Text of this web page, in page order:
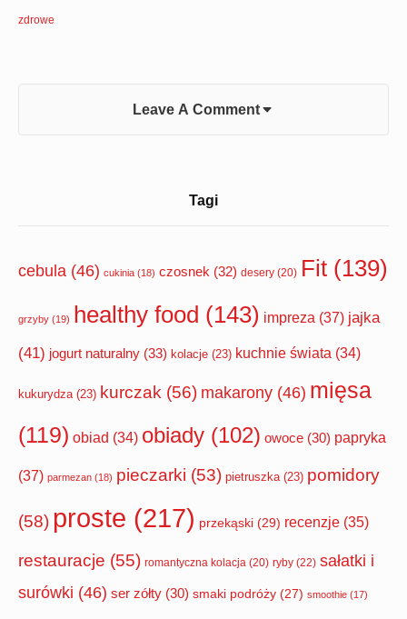
zdrowe
Leave A Comment
Area
Tagi
cebula (46) cukinia (18) czosnek (32) desery (20) Fit (139)
grzyby (19) healthy food (143) impreza (37) jajka
(41) jogurt naturalny (33) kolacje (23) kuchnie świata (34)
kukurydza(23) kurczak (56) makarony (46) mięsa
(119) obiad (34) obiady (102) owoce (30) papryka
(37) parmezan (18) pieczarki (53) pietruszka(23) pomidory
(58) proste (217) przekąski (29) recenzje (35)
restauracje (55) romantyczna kolacja (20) ryby (22) sałatki i
surówki (46) ser zółty (30) smaki podróży (27) smoothie (17)